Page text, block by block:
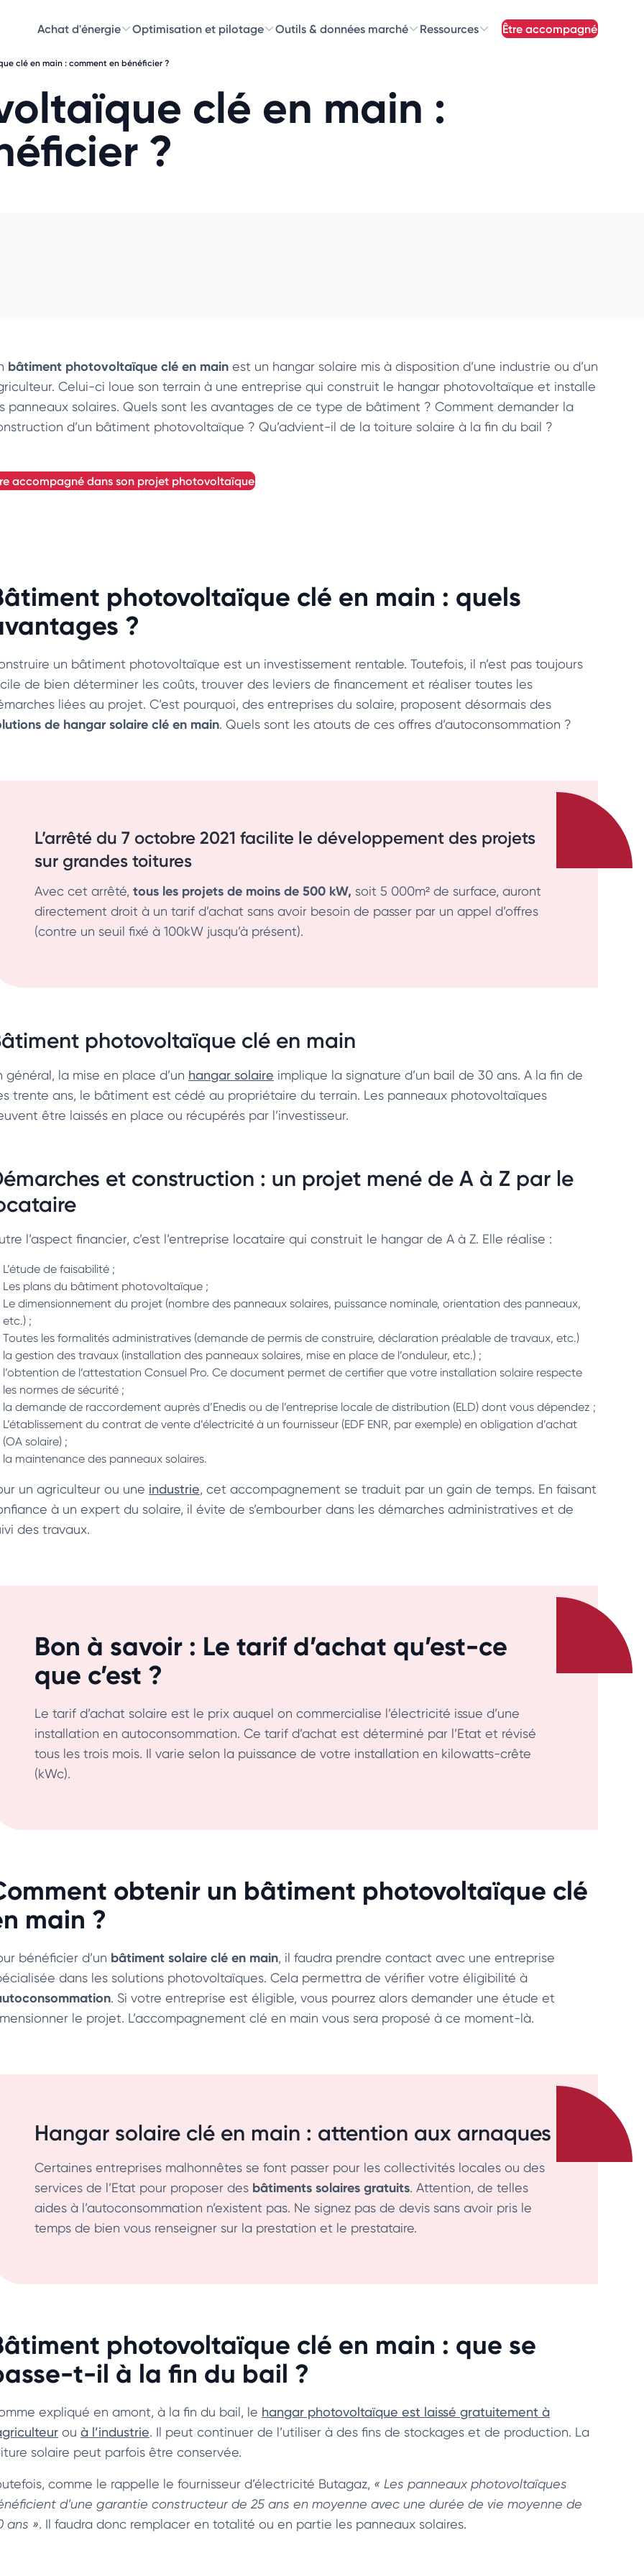
Achat d'énergie Optimisation et pilotage Outils & données marché Ressources être accompagné
clé en main : comment en bénéficier ?
clé en main :
?
bâtiment photovoltaïque clé en main est un hangar solaire mis à disposition d’une industrie ou d’un
Celui-ci loue son terrain à une entreprise qui construit le hangar photovoltaïque et installe
panneaux solaires. Quels sont les avantages de ce type de bâtiment ? Comment demander la
d’un bâtiment photovoltaïque ? Qu’advient-il de la toiture solaire à la fin du bail ?
accompagné dans son projet photovoltaïque
photovoltaïque clé en main : quels
?
un bâtiment photovoltaïque est un investissement rentable. Toutefois, il n’est pas toujours
de bien déterminer les coûts, trouver des leviers de financement et réaliser toutes les
liées au projet. C’est pourquoi, des entreprises du solaire, proposent désormais des
de hangar solaire clé en main. Quels sont les atouts de ces offres d’autoconsommation ?
L’arrêté du 7 octobre 2021 facilite le développement des projets
sur grandes toitures
Avec cet arrêté, tous les projets de moins de 500 kW, soit 5 000m² de surface, auront
directement droit à un tarif d’achat sans avoir besoin de passer par un appel d’offres
(contre un seuil fixé à 100kW jusqu’à présent).
photovoltaïque clé en main
général, la mise en place d’un hangar solaire implique la signature d’un bail de 30 ans. A la fin de
trente ans, le bâtiment est cédé au propriétaire du terrain. Les panneaux photovoltaïques
être laissés en place ou récupérés par l’investisseur.
et construction : un projet mené de A à Z par le
l’aspect financier, c’est l’entreprise locataire qui construit le hangar de A à Z. Elle réalise :
L’étude de faisabilité ;
Les plans du bâtiment photovoltaïque ;
Le dimensionnement du projet (nombre des panneaux solaires, puissance nominale, orientation des panneaux,
etc.) ;
Toutes les formalités administratives (demande de permis de construire, déclaration préalable de travaux, etc.)
la gestion des travaux (installation des panneaux solaires, mise en place de l’onduleur, etc.) ;
l’obtention de l’attestation Consuel Pro. Ce document permet de certifier que votre installation solaire respecte
les normes de sécurité ;
la demande de raccordement auprès d’Enedis ou de l’entreprise locale de distribution (ELD) dont vous dépendez ;
L’établissement du contrat de vente d’électricité à un fournisseur (EDF ENR, par exemple) en obligation d’achat
(OA solaire) ;
la maintenance des panneaux solaires.
un agriculteur ou une industrie, cet accompagnement se traduit par un gain de temps. En faisant
à un expert du solaire, il évite de s’embourber dans les démarches administratives et de
des travaux.
Bon à savoir : Le tarif d’achat qu’est-ce
que c’est ?
Le tarif d’achat solaire est le prix auquel on commercialise l’électricité issue d’une
installation en autoconsommation. Ce tarif d’achat est déterminé par l’Etat et révisé
tous les trois mois. Il varie selon la puissance de votre installation en kilowatts-crête
(kWc).
obtenir un bâtiment photovoltaïque clé
main ?
bénéficier d’un bâtiment solaire clé en main, il faudra prendre contact avec une entreprise
dans les solutions photovoltaïques. Cela permettra de vérifier votre éligibilité à
. Si votre entreprise est éligible, vous pourrez alors demander une étude et
le projet. L’accompagnement clé en main vous sera proposé à ce moment-là.
Hangar solaire clé en main : attention aux arnaques
Certaines entreprises malhonnêtes se font passer pour les collectivités locales ou des
services de l’Etat pour proposer des bâtiments solaires gratuits. Attention, de telles
aides à l’autoconsommation n’existent pas. Ne signez pas de devis sans avoir pris le
temps de bien vous renseigner sur la prestation et le prestataire.
photovoltaïque clé en main : que se
t-il à la fin du bail ?
expliqué en amont, à la fin du bail, le hangar photovoltaïque est laissé gratuitement à
ou à l’industrie. Il peut continuer de l’utiliser à des fins de stockages et de production. La
solaire peut parfois être conservée.
comme le rappelle le fournisseur d’électricité Butagaz, « Les panneaux photovoltaïques
d’une garantie constructeur de 25 ans en moyenne avec une durée de vie moyenne de
ans ». Il faudra donc remplacer en totalité ou en partie les panneaux solaires.
Découvrez nos newsletters
Choisissez les newsletters qui vous intéressent